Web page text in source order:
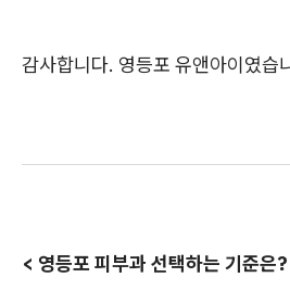
감사합니다. 영등포 유앤아이였습
< 영등포 피부과 선택하는 기준은